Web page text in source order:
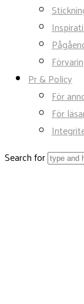
Pr & Policy
För
För
Search for